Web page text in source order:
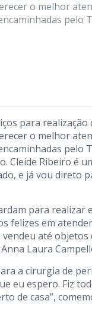
o melhor
pelo
para
o melhor
pelo
Ribeiro é
e já vou direto
para realizar
felizes em
até
Laura
a cirurgia de
eu espero. Fiz
de casa”,